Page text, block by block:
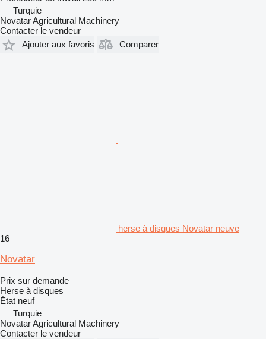
Turquie
Novatar Agricultural Machinery
Contacter le vendeur
Ajouter aux favoris
Comparer
herse à disques Novatar neuve
16
Novatar
Prix sur demande
Herse à disques
État neuf
Turquie
Novatar Agricultural Machinery
Contacter le vendeur